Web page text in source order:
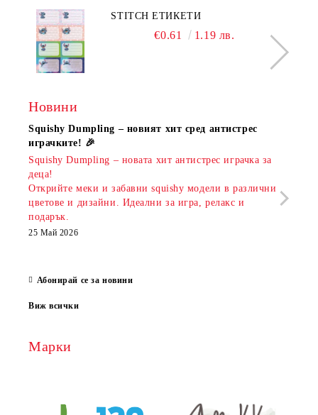
STITCH ЕТИКЕТИ
€0.61 1.19 лв.
Новини
Squishy Dumpling – новият хит сред антистрес
играчките! 🎉
Squishy Dumpling – новата хит антистрес играчка за
деца!
Открийте меки и забавни squishy модели в различни
цветове и дизайни. Идеални за игра, релакс и
подарък.
25 Май 2026
Абонирай се за новини
Виж всички
Марки